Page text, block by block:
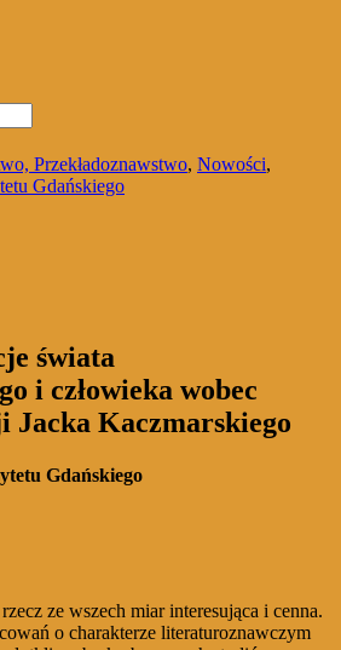
Przekładoznawstwo, Nowości,
Gdańskiego
świata
i człowieka wobec
Jacka Kaczmarskiego
Gdańskiego
ze wszech miar interesująca i cenna.
o charakterze literaturoznawczym